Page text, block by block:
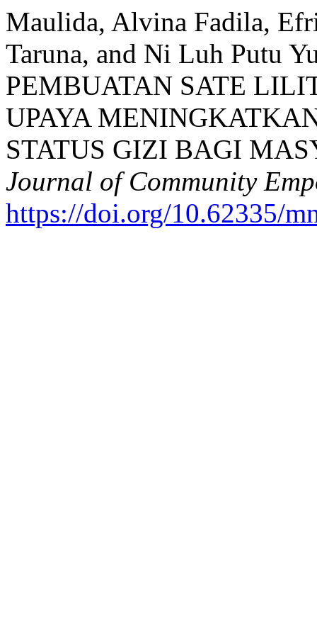
Maulida, Alvina Fadila,
Taruna, and Ni Luh Putu
PEMBUATAN SATE
UPAYA
STATUS GIZI BAGI
Journal of Community
https://doi.org/10.62335/